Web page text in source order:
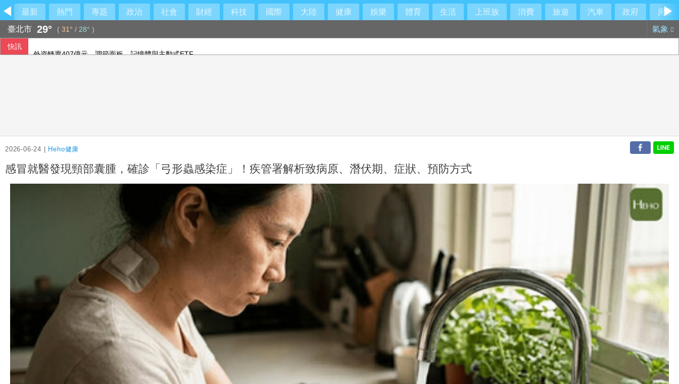
最新 熱門 專題 政治 社會 財經 科技 國際 大陸 健康 娛樂 體育 生活 上班族 消費 旅遊 汽車 政府
房產
臺北市 29° ( 31° / 28° ) 氣象
快訊
2026-06-24 | Heho健康
感冒就醫發現頸部囊腫，確診「弓形蟲感染症」！疾管署解析致病原、潛伏期、症狀、預防方式